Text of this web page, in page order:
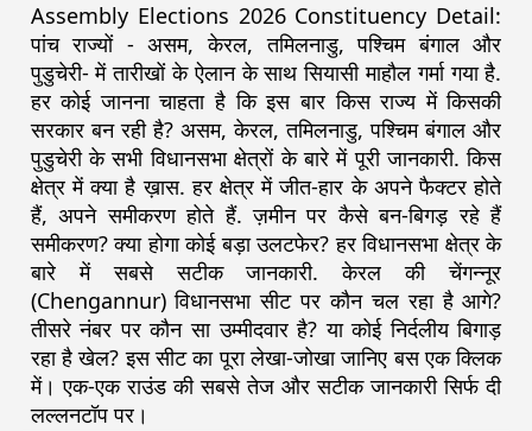
Assembly Elections 2026 Constituency Detail:
पांच राज्यों - असम, केरल, तमिलनाडु, पश्चिम बंगाल और
पुडुचेरी- में तारीखों के ऐलान के साथ सियासी माहौल गर्मा गया है.
हर कोई जानना चाहता है कि इस बार किस राज्य में किसकी
सरकार बन रही है? असम, केरल, तमिलनाडु, पश्चिम बंगाल और
पुडुचेरी के सभी विधानसभा क्षेत्रों के बारे में पूरी जानकारी. किस
क्षेत्र में क्या है ख़ास. हर क्षेत्र में जीत-हार के अपने फैक्टर होते
हैं, अपने समीकरण होते हैं. ज़मीन पर कैसे बन-बिगड़ रहे हैं
समीकरण? क्या होगा कोई बड़ा उलटफेर? हर विधानसभा क्षेत्र के
बारे में सबसे सटीक जानकारी. केरल की चेंगन्नूर
(Chengannur) विधानसभा सीट पर कौन चल रहा है आगे?
तीसरे नंबर पर कौन सा उम्मीदवार है? या कोई निर्दलीय बिगाड़
रहा है खेल? इस सीट का पूरा लेखा-जोखा जानिए बस एक क्लिक
में। एक-एक राउंड की सबसे तेज और सटीक जानकारी सिर्फ दी
लल्लनटॉप पर।